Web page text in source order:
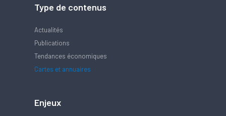
Type de contenus
Actualités
Publications
Tendances économiques
Cartes et annuaires
Enjeux